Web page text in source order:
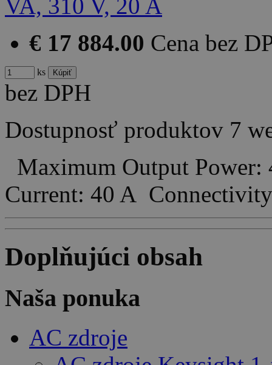
€ 17 884.00 Cena bez
ks
bez DPH
Dostupnosť produktov 7
Maximum Output
Current: 40 A
Doplňujúci obsah
Naša ponuka
AC zdroje